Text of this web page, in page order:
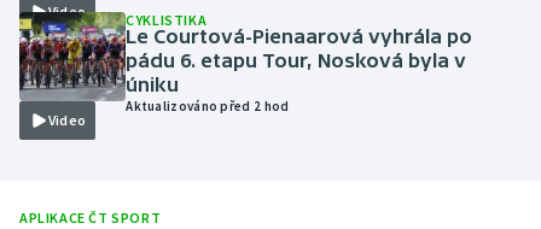
Parasport
Plavání
Plážový volejbal
Video
Video
CYKLISTIKA
Le Courtová-Pienaarová vyhrála po
pádu 6. etapu Tour, Nosková byla v
úniku
Aktualizováno před 2 hod
APLIKACE ČT SPORT